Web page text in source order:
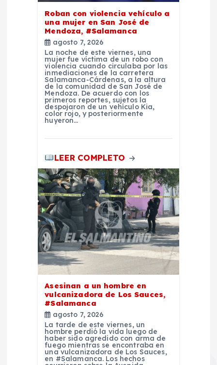
Roban con violencia vehículo a
una mujer en San José de
Mendoza, #Salamanca
agosto 7, 2026
La noche de este viernes, una
mujer fue víctima de un robo con
violencia cuando circulaba por las
inmediaciones de la carretera
Salamanca-Cárdenas, a la altura
de la comunidad de San José de
Mendoza. De acuerdo con los
primeros reportes, sujetos la
despojaron de un vehículo Kia,
color rojo, y posteriormente
huyeron…
LEER COMPLETO
Asesinan a un hombre en
vulcanizadora de Los Sauces,
#Salamanca
agosto 7, 2026
La tarde de este viernes, un
hombre perdió la vida luego de
haber sido agredido con arma de
fuego mientras se encontraba en
una vulcanizadora de Los Sauces,
en #Salamanca. Los hechos